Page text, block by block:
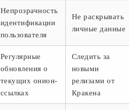
Непрозрачность
идентификации
пользователя
Не раскрывать
личные данные
Регулярные
обновления о
текущих онион-
ссылках
Следить за
новыми
релизами от
Кракена